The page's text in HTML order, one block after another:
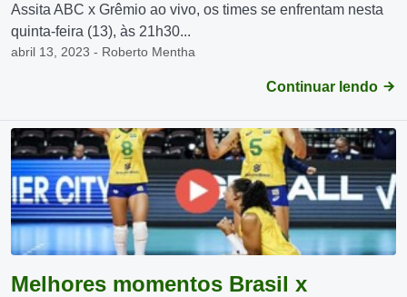
Assita ABC x Grêmio ao vivo, os times se enfrentam nesta
quinta-feira (13), às 21h30...
abril 13, 2023 - Roberto Mentha
Continuar lendo
Melhores momentos Brasil x